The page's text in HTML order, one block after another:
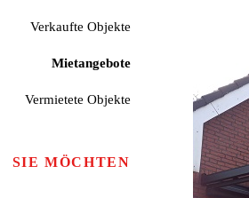
Verkaufte Objekte
Mietangebote
Vermietete Objekte
SIE MÖCHTEN